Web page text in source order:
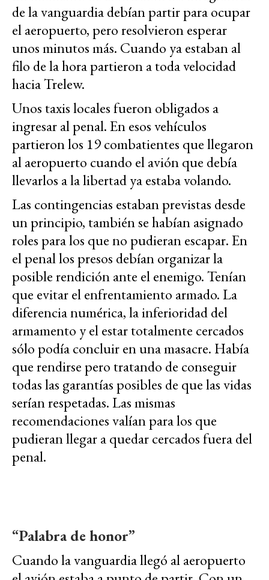
de la vanguardia debían partir para ocupar
el aeropuerto, pero resolvieron esperar
unos minutos más. Cuando ya estaban al
filo de la hora partieron a toda velocidad
hacia Trelew.
Unos taxis locales fueron obligados a
ingresar al penal. En esos vehículos
partieron los 19 combatientes que llegaron
al aeropuerto cuando el avión que debía
llevarlos a la libertad ya estaba volando.
Las contingencias estaban previstas desde
un principio, también se habían asignado
roles para los que no pudieran escapar. En
el penal los presos debían organizar la
posible rendición ante el enemigo. Tenían
que evitar el enfrentamiento armado. La
diferencia numérica, la inferioridad del
armamento y el estar totalmente cercados
sólo podía concluir en una masacre. Había
que rendirse pero tratando de conseguir
todas las garantías posibles de que las vidas
serían respetadas. Las mismas
recomendaciones valían para los que
pudieran llegar a quedar cercados fuera del
penal.
“Palabra de honor”
Cuando la vanguardia llegó al aeropuerto